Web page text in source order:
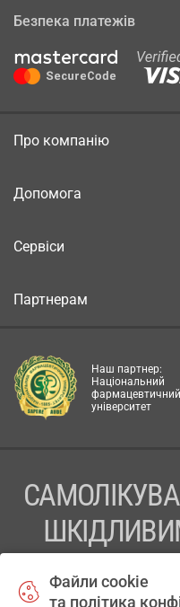
Безпека платежів
Про компанію
Допомога
Сервіси
Партнерам
Наш партнер:
Національний
фармацевтичний
університет
Файли cookie
та політика